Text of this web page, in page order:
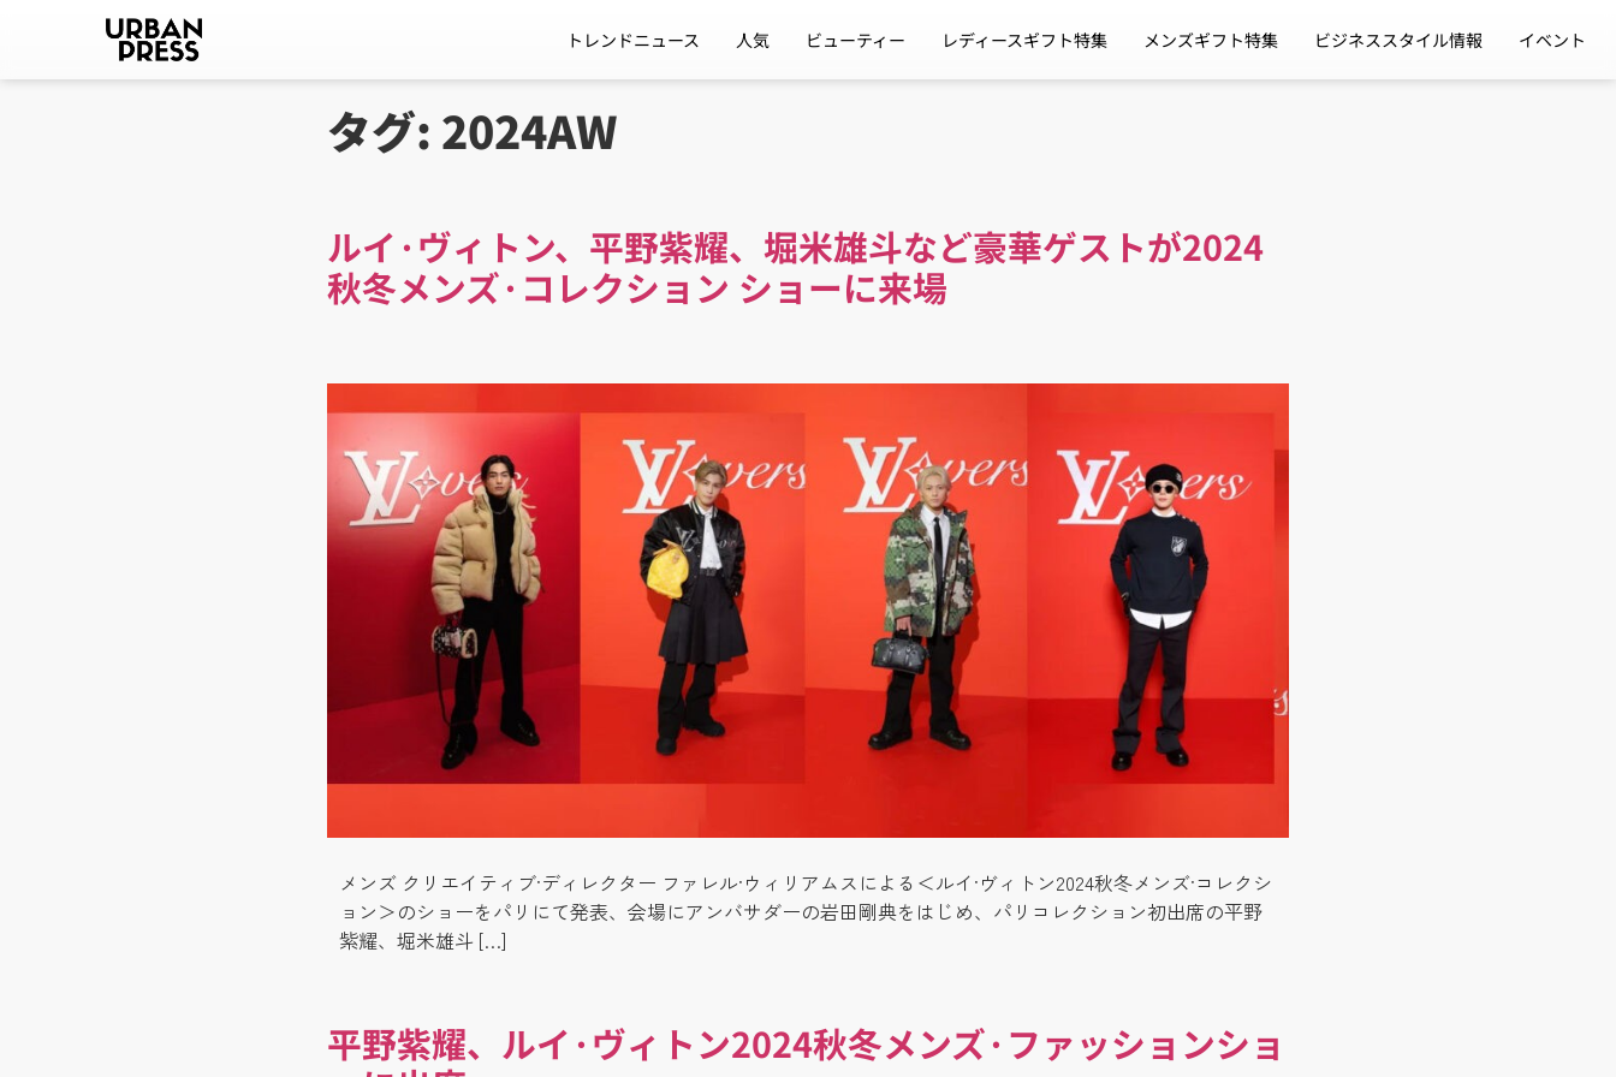
トレンドニュース 人気 ビューティー レディースギフト特集 メンズギフト特集 ビジネススタイル情報 イベント
タグ: 2024AW
ルイ·ヴィトン、平野紫耀、堀米雄斗など豪華ゲストが2024
秋冬メンズ·コレクション ショーに来場
メンズ クリエイティブ·ディレクター ファレル·ウィリアムスによる＜ルイ·ヴィトン2024秋冬メンズ·コレクシ
ョン＞のショーをパリにて発表、会場にアンバサダーの岩田剛典をはじめ、パリコレクション初出席の平野
紫耀、堀米雄斗 […]
平野紫耀、ルイ·ヴィトン2024秋冬メンズ·ファッションショ